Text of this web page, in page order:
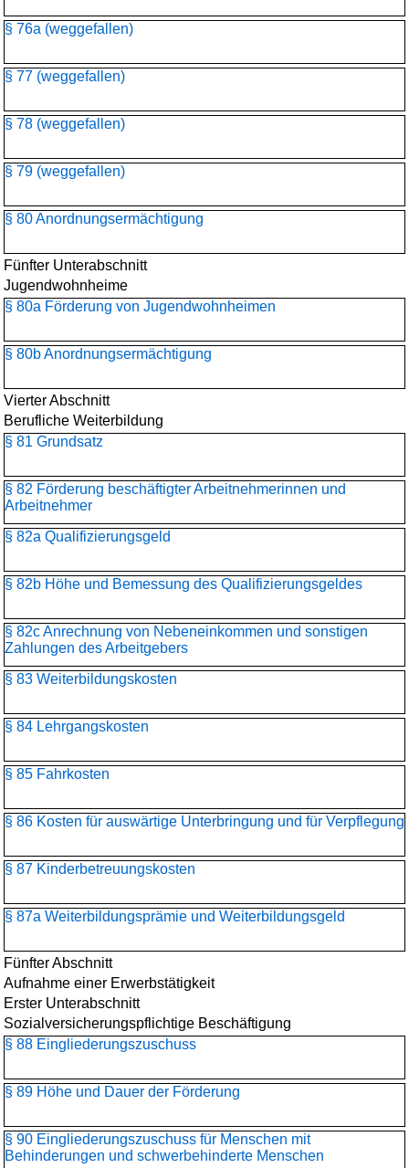
§ 76a (weggefallen)
§ 77 (weggefallen)
§ 78 (weggefallen)
§ 79 (weggefallen)
§ 80 Anordnungsermächtigung
Fünfter Unterabschnitt
Jugendwohnheime
§ 80a Förderung von Jugendwohnheimen
§ 80b Anordnungsermächtigung
Vierter Abschnitt
Berufliche Weiterbildung
§ 81 Grundsatz
§ 82 Förderung beschäftigter Arbeitnehmerinnen und
Arbeitnehmer
§ 82a Qualifizierungsgeld
§ 82b Höhe und Bemessung des Qualifizierungsgeldes
§ 82c Anrechnung von Nebeneinkommen und sonstigen
Zahlungen des Arbeitgebers
§ 83 Weiterbildungskosten
§ 84 Lehrgangskosten
§ 85 Fahrkosten
§ 86 Kosten für auswärtige Unterbringung und für Verpflegung
§ 87 Kinderbetreuungskosten
§ 87a Weiterbildungsprämie und Weiterbildungsgeld
Fünfter Abschnitt
Aufnahme einer Erwerbstätigkeit
Erster Unterabschnitt
Sozialversicherungspflichtige Beschäftigung
§ 88 Eingliederungszuschuss
§ 89 Höhe und Dauer der Förderung
§ 90 Eingliederungszuschuss für Menschen mit
Behinderungen und schwerbehinderte Menschen